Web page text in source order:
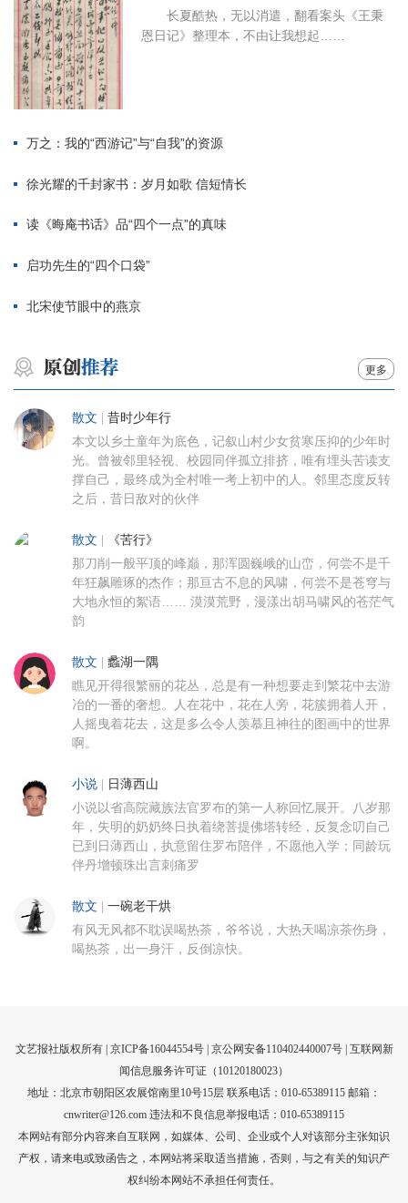
长夏酷热，无以消遣，翻看案头《王秉
恩日记》整理本，不由让我想起……
万之：我的“西游记”与“自我”的资源
徐光耀的千封家书：岁月如歌 信短情长
读《晦庵书话》品“四个一点”的真味
启功先生的“四个口袋”
北宋使节眼中的燕京
更多
散文 昔时少年行
本文以乡土童年为底色，记叙山村少女贫寒压抑的少年时
光。曾被邻里轻视、校园同伴孤立排挤，唯有埋头苦读支
撑自己，最终成为全村唯一考上初中的人。邻里态度反转
之后，昔日敌对的伙伴
散文 《苦行》
那刀削一般平顶的峰巅，那浑圆巍峨的山峦，何尝不是千
年狂飙雕琢的杰作；那亘古不息的风啸，何尝不是苍穹与
大地永恒的絮语…… 漠漠荒野，漫漾出胡马啸风的苍茫气
韵
散文 蠡湖一隅
瞧见开得很繁丽的花丛，总是有一种想要走到繁花中去游
冶的一番的奢想。人在花中，花在人旁，花簇拥着人开，
人摇曳着花去，这是多么令人羡慕且神往的图画中的世界
啊。
小说 日薄西山
小说以省高院藏族法官罗布的第一人称回忆展开。八岁那
年，失明的奶奶终日执着绕菩提佛塔转经，反复念叨自己
已到日薄西山，执意留住罗布陪伴，不愿他入学；同龄玩
伴丹增顿珠出言刺痛罗
散文 一碗老干烘
有风无风都不耽误喝热茶，爷爷说，大热天喝凉茶伤身，
喝热茶，出一身汗，反倒凉快。
文艺报社版权所有 | 京ICP备16044554号| 京公网安备110402440007号 | 互联网新
闻信息服务许可证（10120180023）
地址：北京市朝阳区农展馆南里10号15层 联系电话：010-65389115 邮箱：
cnwriter@126.com 违法和不良信息举报电话：010-65389115
本网站有部分内容来自互联网，如媒体、公司、企业或个人对该部分主张知识
产权，请来电或致函告之，本网站将采取适当措施，否则，与之有关的知识产
权纠纷本网站不承担任何责任。